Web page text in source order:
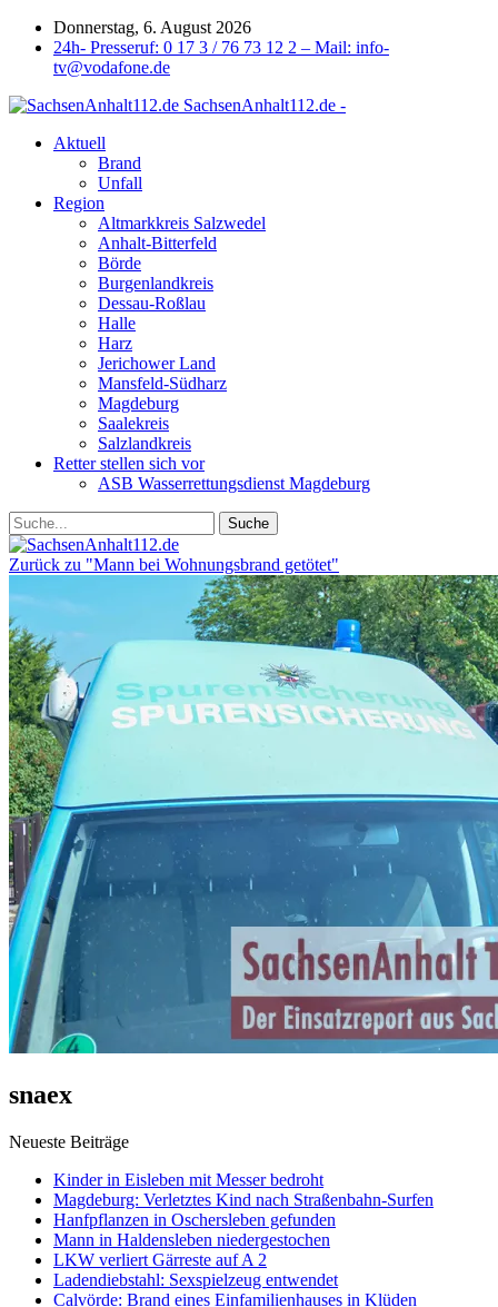
Donnerstag, 6. August 2026
24h- Presseruf: 0 17 3 / 76 73 12 2 – Mail: info-
tv@vodafone.de
SachsenAnhalt112.de -
Aktuell
Brand
Unfall
Region
Altmarkkreis Salzwedel
Anhalt-Bitterfeld
Börde
Burgenlandkreis
Dessau-Roßlau
Halle
Harz
Jerichower Land
Mansfeld-Südharz
Magdeburg
Saalekreis
Salzlandkreis
Retter stellen sich vor
ASB Wasserrettungsdienst Magdeburg
Zurück zu "Mann bei Wohnungsbrand getötet"
snaex
Neueste Beiträge
Kinder in Eisleben mit Messer bedroht
Magdeburg: Verletztes Kind nach Straßenbahn-Surfen
Hanfpflanzen in Oschersleben gefunden
Mann in Haldensleben niedergestochen
LKW verliert Gärreste auf A 2
Ladendiebstahl: Sexspielzeug entwendet
Calvörde: Brand eines Einfamilienhauses in Klüden